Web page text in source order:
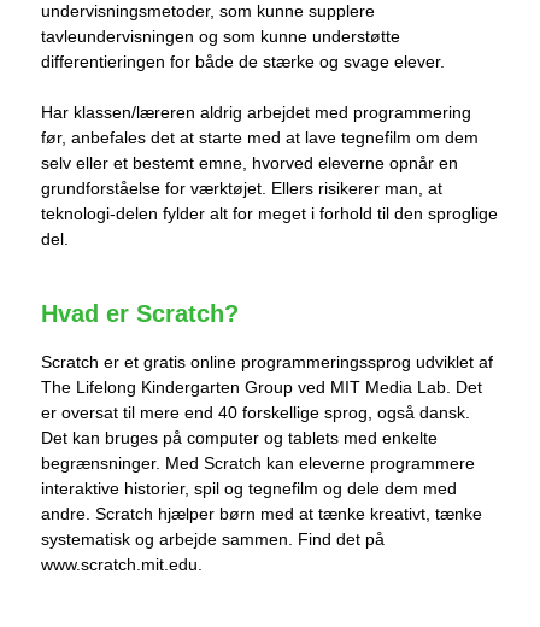
undervisningsmetoder, som kunne supplere
tavleundervisningen og som kunne understøtte
differentieringen for både de stærke og svage elever.
Har klassen/læreren aldrig arbejdet med programmering
før, anbefales det at starte med at lave tegnefilm om dem
selv eller et bestemt emne, hvorved eleverne opnår en
grundforståelse for værktøjet. Ellers risikerer man, at
teknologi-delen fylder alt for meget i forhold til den sproglige
del.
Hvad er Scratch?
Scratch er et gratis online programmeringssprog udviklet af
The Lifelong Kindergarten Group ved MIT Media Lab. Det
er oversat til mere end 40 forskellige sprog, også dansk.
Det kan bruges på computer og tablets med enkelte
begrænsninger. Med Scratch kan eleverne programmere
interaktive historier, spil og tegnefilm og dele dem med
andre. Scratch hjælper børn med at tænke kreativt, tænke
systematisk og arbejde sammen. Find det på
www.scratch.mit.edu.